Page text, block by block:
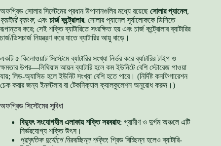
অফগ্রিড সোলার সিস্টেমের প্রধান উপাদানগুলির মধ্যে রয়েছে সোলার প্যানেল,
ব্যাটারি ব্যাংক, এবং চার্জ কন্ট্রোলার. সোলার প্যানেল সূর্যালোককে ডিসিতে
রূপান্তর করে; সেই শক্তি ব্যাটারিতে সংরক্ষিত হয় এবং চার্জ কন্ট্রোলার ব্যাটারির
চার্জ/ডিসচার্জ নিয়ন্ত্রণ করে যাতে ব্যাটারির আয়ু বাড়ে।
একটি ৫ কিলোওয়াট সিস্টেমে ব্যাটারির সংখ্যা নির্ভর করে ব্যাটারির টাইপ ও
ক্ষমতার উপর—লিথিয়াম আয়ন ব্যাটারি হলে কম ইউনিটে বেশি স্টোরেজ পাওয়া
যায়; লিড-অ্যাসিড হলে ইউনিট সংখ্যা বেশি হতে পারে। (নির্দিষ্ট কনফিগারেশন
চেক করার জন্য ইনস্টলার বা টেকনিক্যাল ক্যালকুলেশন অনুরোধ করুন।)
অফগ্রিড সিস্টেমের সুবিধা
বিদ্যুৎ সংযোগহীন এলাকায় শক্তি সরবরাহ: গ্রামীণ ও দুর্গম অঞ্চলে এটি
নির্ভরযোগ্য শক্তি উৎস।
প্রাকৃতিক দুর্যোগে নিরবচ্ছিন্ন শক্তি: গ্রিড বিচ্ছিন্ন হলেও ব্যাটারি-